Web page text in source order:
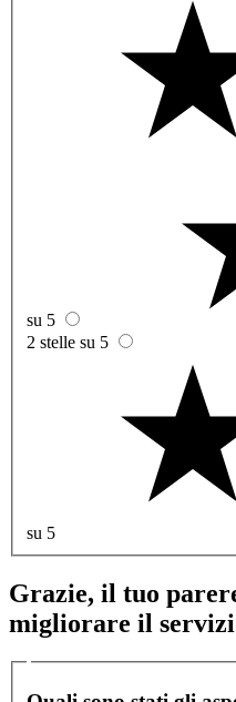
su 5
2 stelle su 5
su 5
Grazie, il tuo
migliorare il